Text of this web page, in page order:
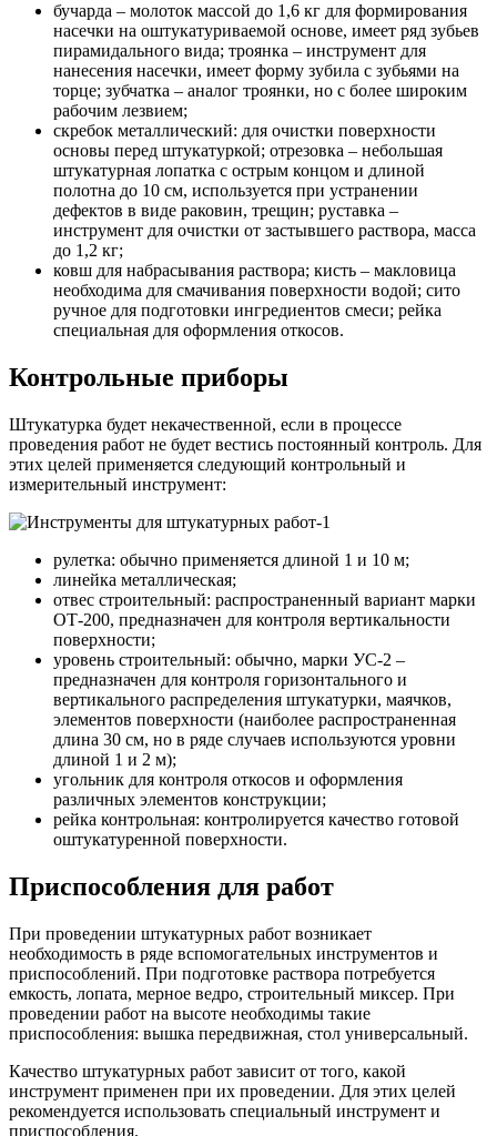
бучарда – молоток массой до 1,6 кг для формирования
насечки на оштукатуриваемой основе, имеет ряд зубьев
пирамидального вида; троянка – инструмент для
нанесения насечки, имеет форму зубила с зубьями на
торце; зубчатка – аналог троянки, но с более широким
рабочим лезвием;
скребок металлический: для очистки поверхности
основы перед штукатуркой; отрезовка – небольшая
штукатурная лопатка с острым концом и длиной
полотна до 10 см, используется при устранении
дефектов в виде раковин, трещин; руставка –
инструмент для очистки от застывшего раствора, масса
до 1,2 кг;
ковш для набрасывания раствора; кисть – макловица
необходима для смачивания поверхности водой; сито
ручное для подготовки ингредиентов смеси; рейка
специальная для оформления откосов.
Контрольные приборы
Штукатурка будет некачественной, если в процессе
проведения работ не будет вестись постоянный контроль. Для
этих целей применяется следующий контрольный и
измерительный инструмент:
рулетка: обычно применяется длиной 1 и 10 м;
линейка металлическая;
отвес строительный: распространенный вариант марки
ОТ-200, предназначен для контроля вертикальности
поверхности;
уровень строительный: обычно, марки УС-2 –
предназначен для контроля горизонтального и
вертикального распределения штукатурки, маячков,
элементов поверхности (наиболее распространенная
длина 30 см, но в ряде случаев используются уровни
длиной 1 и 2 м);
угольник для контроля откосов и оформления
различных элементов конструкции;
рейка контрольная: контролируется качество готовой
оштукатуренной поверхности.
Приспособления для работ
При проведении штукатурных работ возникает
необходимость в ряде вспомогательных инструментов и
приспособлений. При подготовке раствора потребуется
емкость, лопата, мерное ведро, строительный миксер. При
проведении работ на высоте необходимы такие
приспособления: вышка передвижная, стол универсальный.
Качество штукатурных работ зависит от того, какой
инструмент применен при их проведении. Для этих целей
рекомендуется использовать специальный инструмент и
приспособления.